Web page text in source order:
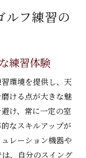
ルフ練習の
練習体験
環境を提供し、天
ける点が大きな魅
け、常に一定の室
なスキルアップが
レーション機器や
、自分のスイング